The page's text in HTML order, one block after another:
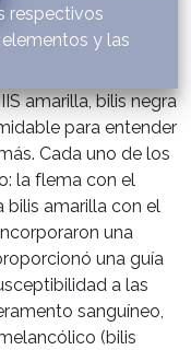
respectivos
y las
amarilla, bilis negra
para entender
Cada uno de los
la flema con el
bilis amarilla con el
una
una guía
a las
sanguíneo,
(bilis